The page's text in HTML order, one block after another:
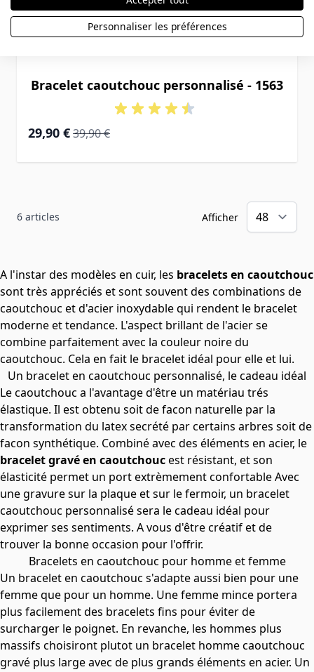
Bracelet caoutchouc personnalisé - 1563
Prix Spécial
29,90 € Prix normal
39,90 €
6 articles Afficher
A l'instar des modèles en cuir, les bracelets en caoutchouc
sont très appréciés et sont souvent des combinations de
caoutchouc et d'acier inoxydable qui rendent le bracelet
moderne et tendance. L'aspect brillant de l'acier se
combine parfaitement avec la couleur noire du
caoutchouc. Cela en fait le bracelet idéal pour elle et lui.
Un bracelet en caoutchouc personnalisé, le cadeau idéal
Le caoutchouc a l'avantage d'être un matériau trés
élastique. Il est obtenu soit de facon naturelle par la
transformation du latex secrété par certains arbres soit de
facon synthétique. Combiné avec des éléments en acier, le
bracelet gravé en caoutchoucest résistant, et son
élasticité permet un port extrèmement confortable Avec
une gravure sur la plaque et sur le fermoir, un bracelet
caoutchouc personnalisé sera le cadeau idéal pour
exprimer ses sentiments. A vous d'être créatif et de
trouver la bonne occasion pour l'offrir.
Bracelets en caoutchouc pour homme et femme
Un bracelet en caoutchouc s'adapte aussi bien pour une
femme que pour un homme. Une femme mince portera
plus facilement des bracelets fins pour éviter de
surcharger le poignet. En revanche, les hommes plus
massifs choisiront plutot un bracelet homme caoutchouc
gravé plus large avec de plus grands éléments en acier. Un
Personnaliser les préférences